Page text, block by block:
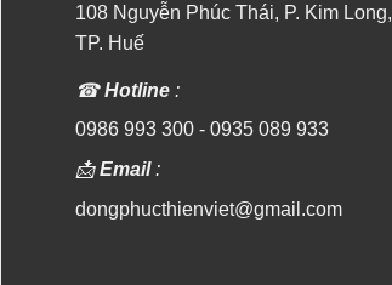
108 Nguyễn Phúc Thái, P. Kim Long,
TP. Huế
☎Hotline :
0986 993 300 - 0935 089 933
📩Email:
dongphucthienviet@gmail.com